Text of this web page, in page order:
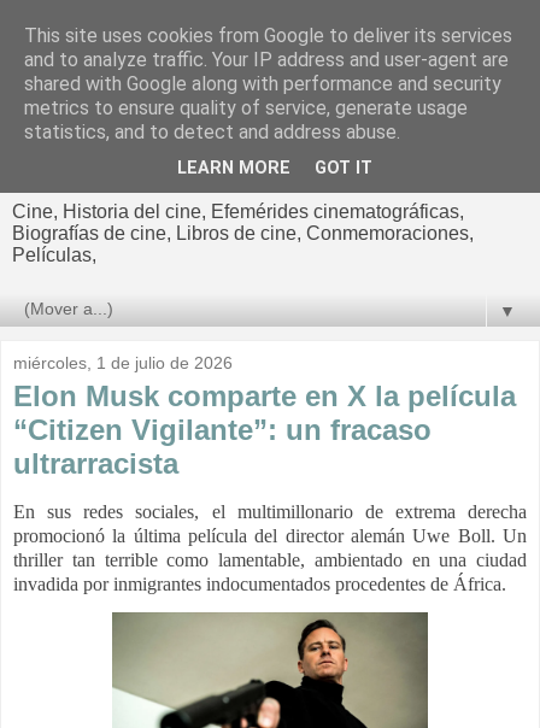
El cultural
cinematográfico de Jorge
Cine, Historia del cine, Efemérides cinematográficas,
Biografías de cine, Libros de cine, Conmemoraciones,
Películas,
▼
miércoles, 1 de julio de 2026
Elon Musk comparte en X la película
“Citizen Vigilante”: un fracaso
ultrarracista
En sus redes sociales, el multimillonario de extrema derecha
promocionó la última película del director alemán Uwe Boll. Un
thriller tan terrible como lamentable, ambientado en una ciudad
invadida por inmigrantes indocumentados procedentes de África.
This site uses cookies from Google to deliver its services
and to analyze traffic. Your IP address and user-agent are
shared with Google along with performance and security
metrics to ensure quality of service, generate usage
statistics, and to detect and address abuse.
LEARN MORE GOT IT